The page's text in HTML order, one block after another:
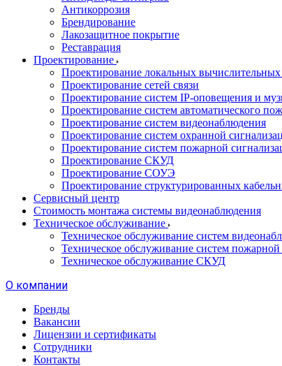
Антикоррозия
Брендирование
Лакозащитное покрытие
Реставрация
Проектирование
Проектирование локальных вычислительных
Проектирование сетей связи
Проектирование систем IP-оповещения и
Проектирование систем автоматического
Проектирование систем видеонаблюдения
Проектирование систем охранной
Проектирование систем пожарной
Проектирование СКУД
Проектирование СОУЭ
Проектирование структурированных
Сервисный центр
Стоимость монтажа системы видеонаблюдения
Техническое обслуживание
Техническое обслуживание систем
Техническое обслуживание систем пожарной
Техническое обслуживание СКУД
О компании
Бренды
Вакансии
Лицензии и сертификаты
Сотрудники
Контакты